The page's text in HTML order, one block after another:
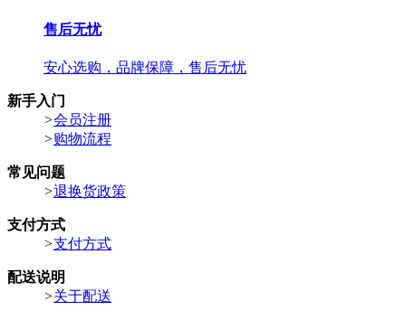
售后无忧
安心选购，品牌保障，售后无忧
新手入门
>会员注册
>购物流程
常见问题
>退换货政策
支付方式
>支付方式
配送说明
>关于配送